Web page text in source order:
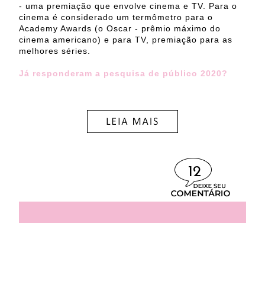
- uma premiação que envolve cinema e TV. Para o
cinema é considerado um termômetro para o
Academy Awards (o Oscar - prêmio máximo do
cinema americano) e para TV, premiação para as
melhores séries.
Já responderam a pesquisa de público 2020?
12